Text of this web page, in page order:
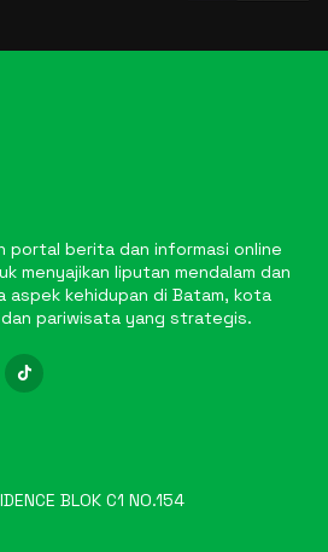
portal berita dan informasi online
menyajikan liputan mendalam dan
aspek kehidupan di Batam, kota
pariwisata yang strategis.
BLOK C1 NO.154